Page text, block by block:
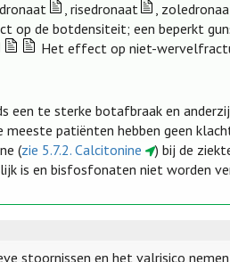
, risedronaat ,
op de botdensiteit; een beperkt
Het effect op niet-
een te sterke botafbraak en
patiënten hebben geen
(zie 5.7.2. Calcitonine
) bij de
is en bisfosfonaten niet worden
stoornissen en het valrisico